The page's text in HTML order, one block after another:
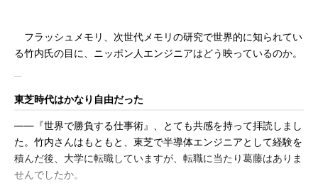
フラッシュメモリ、次世代メモリの研究で世界的に知られてい
る竹内氏の目に、ニッポン人エンジニアはどう映っているのか。
東芝時代はかなり自由だった
――『世界で勝負する仕事術』、とても共感を持って拝読しまし
た。竹内さんはもともと、東芝で半導体エンジニアとして経験を
積んだ後、大学に転職していますが、転職に当たり葛藤はありま
せんでしたか。